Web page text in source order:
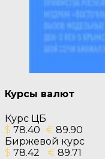
Курсы валют
Курс ЦБ
$ 78.40 € 89.90
Биржевой курс
$ 78.42 € 89.71